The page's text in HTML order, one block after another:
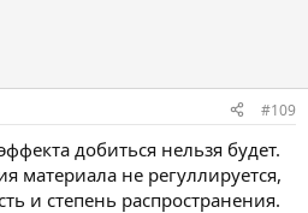
#109
добиться нельзя будет.
материала не регуллируется,
и степень распространения.